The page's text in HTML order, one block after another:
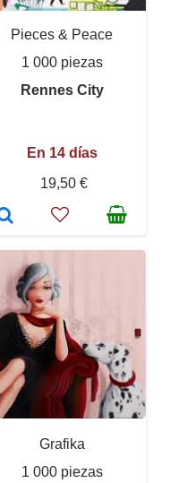
Pieces & Peace
1 000 piezas
Rennes City
En 14 días
19,50 €
Grafika
1 000 piezas